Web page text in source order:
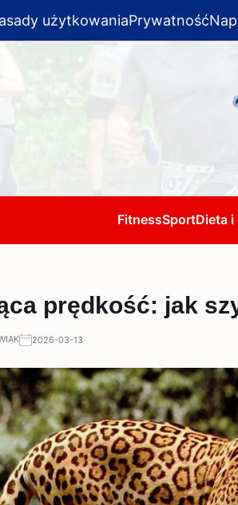
użytkowaniaPrywatność
FitnessSportDieta i
prędkość: jak
2026-03-13